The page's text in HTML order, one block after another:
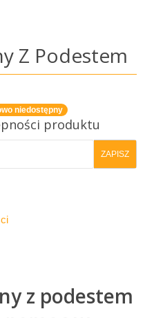
Z Podestem
niedostępny
produktu
z podestem